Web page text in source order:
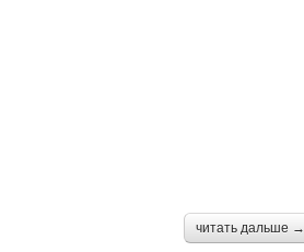
читать дальше →